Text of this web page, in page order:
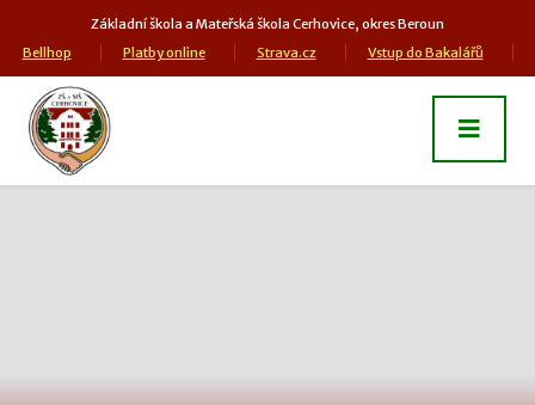
Základní škola a Mateřská škola Cerhovice, okres Beroun
Bellhop
Platby online Strava.cz Vstup do Bakalářů